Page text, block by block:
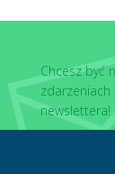
Chcesz być
newslettera!